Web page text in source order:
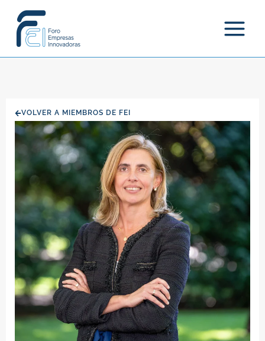
contenido
VOLVER A MIEMBROS DE FEI